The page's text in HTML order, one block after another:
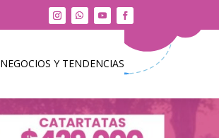
NEGOCIOS Y TENDENCIAS